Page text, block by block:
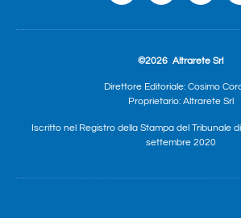
©2026 Altrarete Srl
Direttore Editoriale: Cosimo
Proprietario: Altrarete Srl
Iscritto nel Registro della Stampa del Tribunale
settembre 2020